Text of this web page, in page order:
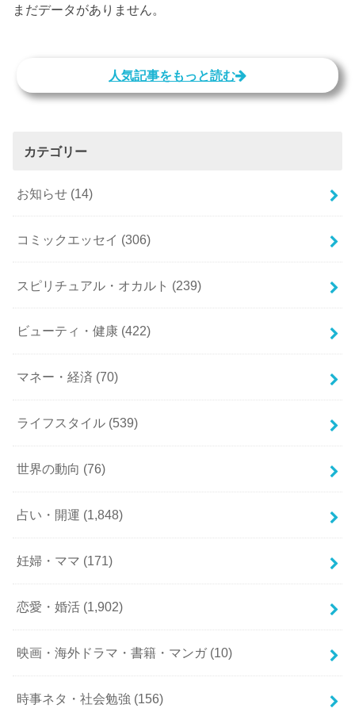
まだデータがありません。
人気記事をもっと読む
カテゴリー
お知らせ (14)
コミックエッセイ (306)
スピリチュアル・オカルト (239)
ビューティ・健康 (422)
マネー・経済 (70)
ライフスタイル (539)
世界の動向 (76)
占い・開運 (1,848)
妊婦・ママ (171)
恋愛・婚活 (1,902)
映画・海外ドラマ・書籍・マンガ (10)
時事ネタ・社会勉強 (156)